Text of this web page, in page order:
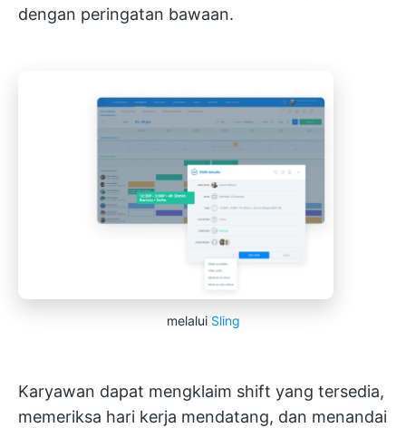
dengan peringatan bawaan.
melalui Sling
Karyawan dapat mengklaim shift yang tersedia,
memeriksa hari kerja mendatang, dan menandai